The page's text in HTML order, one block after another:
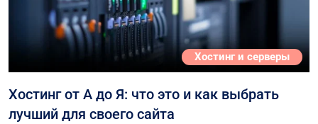
Хостинг и серверы
Хостинг от А до Я: что это и как выбрать
лучший для своего сайта